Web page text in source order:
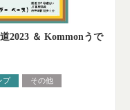
2023 ＆ Kommonうで
プ その他